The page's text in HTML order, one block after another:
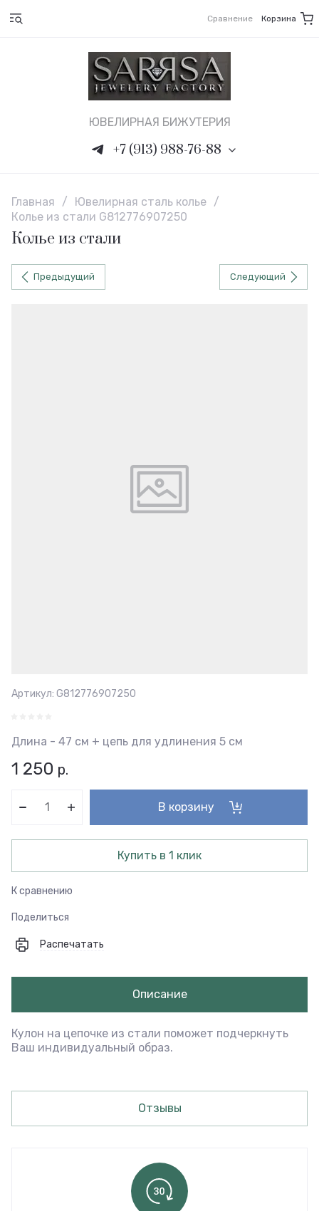
Сравнение Корзина
ЮВЕЛИРНАЯ БИЖУТЕРИЯ
+7 (913) 988-76-88
Главная / Ювелирная сталь колье /
Колье из стали G812776907250
Колье из стали
Предыдущий Следующий
Артикул: G812776907250
Длина - 47 см + цепь для удлинения 5 см
1 250 р.
В корзину
Купить в 1 клик
К сравнению
Поделиться
Распечатать
Описание
Кулон на цепочке из стали поможет подчеркнуть
Ваш индивидуальный образ.
Отзывы